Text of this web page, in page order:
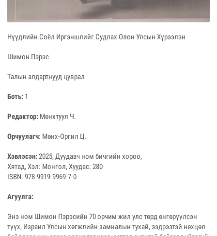
Нүүдлийн Соёл Иргэншлийг Судлах Олон Улсын Хүрээлэн
Шимон Пэрэс
Талын алдартнууд цуврал
Боть: 1
Редактор: Мөнхтуул Ч.
Орчуулагч: Мөнх-Оргил Ц.
Хэвлэсэн:2025, Дуудаач ном бичгийн хороо,
Хятад, Хэл: Монгол, Хуудас: 280
ISBN: 978-9919-9969-7-0
Агуулга:
Энэ ном Шимон Пэрэсийн 70 орчим жил улс төрд өнгөрүүлсэн
түүх, Израил Улсын хөгжлийн замналын тухай, ээдрээтэй нөхцөл